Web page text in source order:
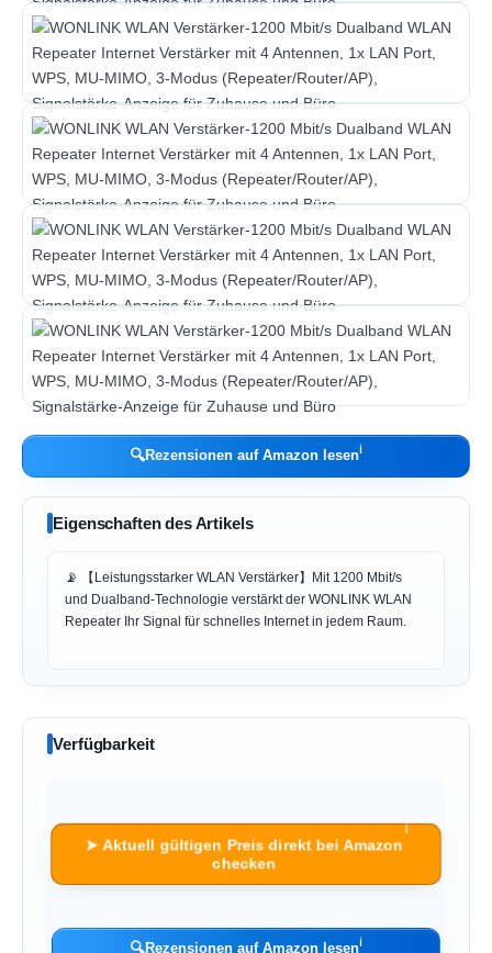
🔍Rezensionen auf Amazon lesenℹ︎
Eigenschaften des Artikels
📡 【Leistungsstarker WLAN Verstärker】Mit 1200 Mbit/s
und Dualband-Technologie verstärkt der WONLINK WLAN
Repeater Ihr Signal für schnelles Internet in jedem Raum.
Verfügbarkeit
➤ Aktuell gültigen Preis direkt bei Amazon
checken
ℹ︎
🔍Rezensionen auf Amazon lesenℹ︎